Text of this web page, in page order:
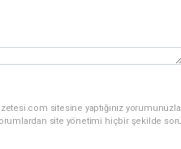
sitesine yaptığınız
site yönetimi hiçbir şekilde